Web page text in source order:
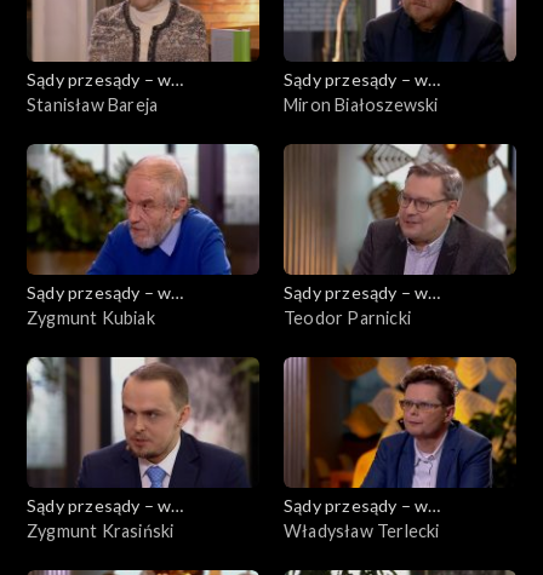
Sądy przesądy – w
powiększeniu
Stanisław Bareja
Sądy przesądy – w
powiększeniu
Miron Białoszewski
Sądy przesądy – w
powiększeniu
Zygmunt Kubiak
Sądy przesądy – w
powiększeniu
Teodor Parnicki
Sądy przesądy – w
powiększeniu
Zygmunt Krasiński
Sądy przesądy – w
powiększeniu
Władysław Terlecki